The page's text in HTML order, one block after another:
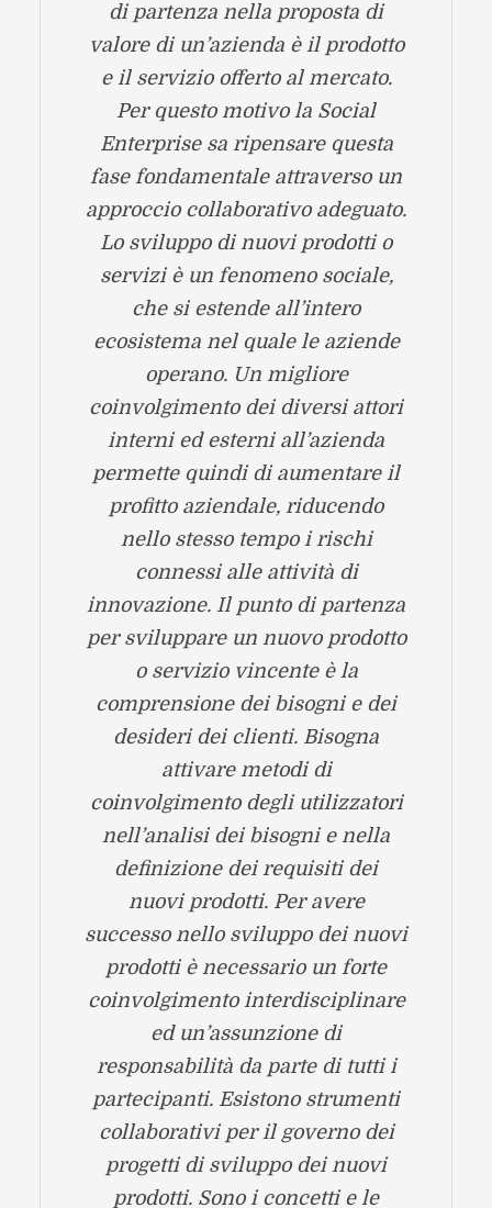
di partenza nella proposta di
valore di un’azienda è il prodotto
e il servizio offerto al mercato.
Per questo motivo la Social
Enterprise sa ripensare questa
fase fondamentale attraverso un
approccio collaborativo adeguato.
Lo sviluppo di nuovi prodotti o
servizi è un fenomeno sociale,
che si estende all’intero
ecosistema nel quale le aziende
operano. Un migliore
coinvolgimento dei diversi attori
interni ed esterni all’azienda
permette quindi di aumentare il
profitto aziendale, riducendo
nello stesso tempo i rischi
connessi alle attività di
innovazione. Il punto di partenza
per sviluppare un nuovo prodotto
o servizio vincente è la
comprensione dei bisogni e dei
desideri dei clienti. Bisogna
attivare metodi di
coinvolgimento degli utilizzatori
nell’analisi dei bisogni e nella
definizione dei requisiti dei
nuovi prodotti. Per avere
successo nello sviluppo dei nuovi
prodotti è necessario un forte
coinvolgimento interdisciplinare
ed un’assunzione di
responsabilità da parte di tutti i
partecipanti. Esistono strumenti
collaborativi per il governo dei
progetti di sviluppo dei nuovi
prodotti. Sono i concetti e le